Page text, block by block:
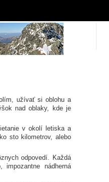
užívať si oblohu a
nad oblaky, kde je
v okolí letiska a
sto kilometrov, alebo
odpovedí. Každá
nádherná